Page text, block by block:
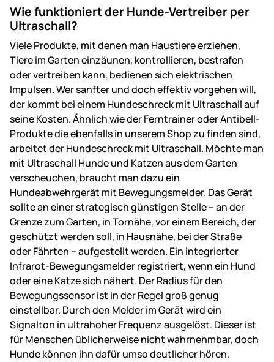
Wie funktioniert der Hunde-Vertreiber per
Ultraschall?
Viele Produkte, mit denen man Haustiere erziehen,
Tiere im Garten einzäunen, kontrollieren, bestrafen
oder vertreiben kann, bedienen sich elektrischen
Impulsen. Wer sanfter und doch effektiv vorgehen will,
der kommt bei einem Hundeschreck mit Ultraschall auf
seine Kosten. Ähnlich wie der Ferntrainer oder Antibell-
Produkte die ebenfalls in unserem Shop zu finden sind,
arbeitet der Hundeschreck mit Ultraschall. Möchte man
mit Ultraschall Hunde und Katzen aus dem Garten
verscheuchen, braucht man dazu ein
Hundeabwehrgerät mit Bewegungsmelder. Das Gerät
sollte an einer strategisch günstigen Stelle – an der
Grenze zum Garten, in Tornähe, vor einem Bereich, der
geschützt werden soll, in Hausnähe, bei der Straße
oder Fährten – aufgestellt werden. Ein integrierter
Infrarot-Bewegungsmelder registriert, wenn ein Hund
oder eine Katze sich nähert. Der Radius für den
Bewegungssensor ist in der Regel groß genug
einstellbar. Durch den Melder im Gerät wird ein
Signalton in ultrahoher Frequenz ausgelöst. Dieser ist
für Menschen üblicherweise nicht wahrnehmbar, doch
Hunde können ihn dafür umso deutlicher hören.